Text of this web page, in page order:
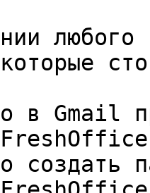
в Gmail
FreshOffice
создать